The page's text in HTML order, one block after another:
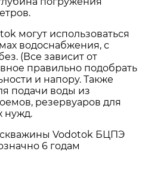
могут использоваться
водоснабжения, с
(Все зависит от
правильно подобрать
и напору. Также
подачи воды из
резервуаров для
нужд.
скважины Vodotok БЦПЭ
6 годам